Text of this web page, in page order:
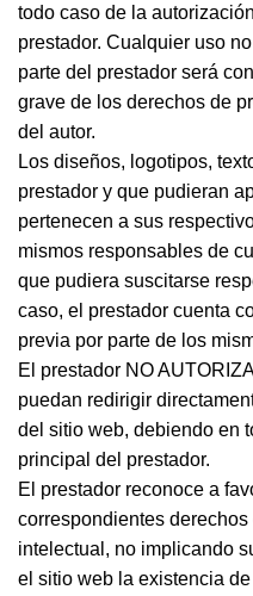
todo caso de la
prestador. Cualquier uso
parte del prestador será
grave de los derechos de
del autor.
Los diseños, logotipos,
prestador y que pudieran
pertenecen a sus
mismos responsables de
que pudiera suscitarse
caso, el prestador cuenta
previa por parte de los
El prestador NO
puedan redirigir
del sitio web, debiendo en
principal del prestador.
El prestador reconoce a
correspondientes
intelectual, no implicando
el sitio web la existencia